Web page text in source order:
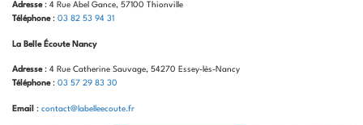
Adresse: 4 Rue Abel Gance, 57100 Thionville
Téléphone: 03 82 53 94 31
La Belle Écoute Nancy
Adresse: 4 Rue Catherine Sauvage, 54270 Essey-lès-Nancy
Téléphone: 03 57 29 83 30
Email : contact@labelleecoute.fr